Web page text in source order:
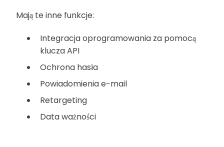
Mają te inne funkcje:
Integracja oprogramowania za pomocą
klucza API
Ochrona hasła
Powiadomienia e-mail
Retargeting
Data ważności